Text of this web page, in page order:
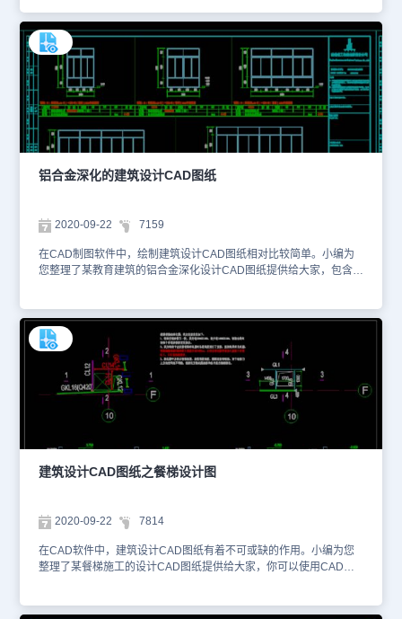
CAD官网进行在线查看，便于参考。本素材仅用于互相学习资料，请
勿商用。更多图纸库资源可访问浩辰CAD官网进行学习。1、一层平
面图
铝合金深化的建筑设计CAD图纸
2020-09-22 7159
在CAD制图软件中，绘制建筑设计CAD图纸相对比较简单。小编为
您整理了某教育建筑的铝合金深化设计CAD图纸提供给大家，包含有
料，请勿商用。更多CAD图纸库资源可访问浩辰CAD官网进行学
习。1、门窗大样图一 2、门窗大样图二 3、门窗大样图三4、门窗大
样图四 5、门窗大样图五
建筑设计CAD图纸之餐梯设计图
2020-09-22 7814
在CAD软件中，建筑设计CAD图纸有着不可或缺的作用。小编为您
整理了某餐梯施工的设计CAD图纸提供给大家，你可以使用CAD快
问浩辰CAD官网进行学习。1、电梯土建参考图 2、餐梯容许最高值